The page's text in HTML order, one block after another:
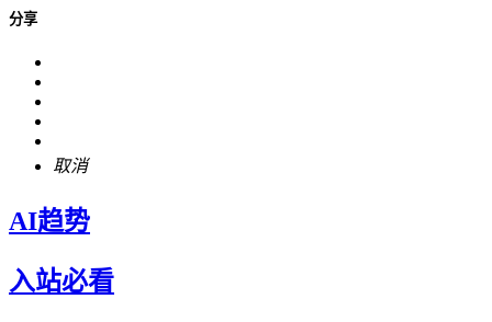
分享
取消
AI趋势
入站必看